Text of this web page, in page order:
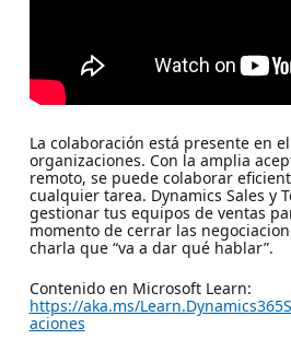
La colaboración está presente en
organizaciones. Con la amplia
remoto, se puede colaborar
cualquier tarea. Dynamics Sales y
gestionar tus equipos de ventas
momento de cerrar las
charla que “va a dar qué hablar”.
Contenido en Microsoft Learn:
https://aka.ms/
aciones